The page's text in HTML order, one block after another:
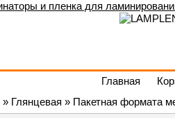
Главная
» Глянцевая » Пакетная формата